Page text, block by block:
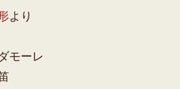
より
モーレ